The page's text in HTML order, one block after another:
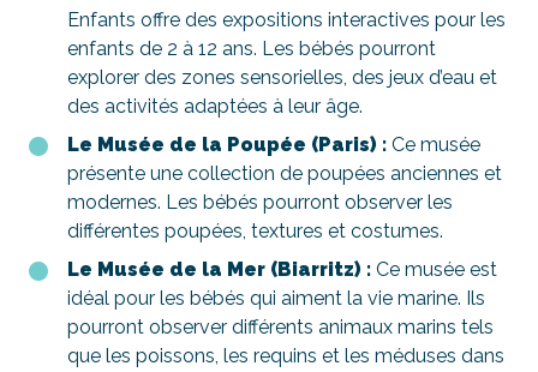
Enfants offre des expositions interactives pour les
enfants de 2 à 12 ans. Les bébés pourront
explorer des zones sensorielles, des jeux d’eau et
des activités adaptées à leur âge.
Le Musée de la Poupée (Paris) : Ce musée
présente une collection de poupées anciennes et
modernes. Les bébés pourront observer les
différentes poupées, textures et costumes.
Le Musée de la Mer (Biarritz) : Ce musée est
idéal pour les bébés qui aiment la vie marine. Ils
pourront observer différents animaux marins tels
que les poissons, les requins et les méduses dans